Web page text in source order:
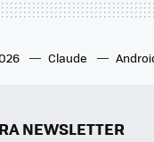
Claude
NEWSLETTER